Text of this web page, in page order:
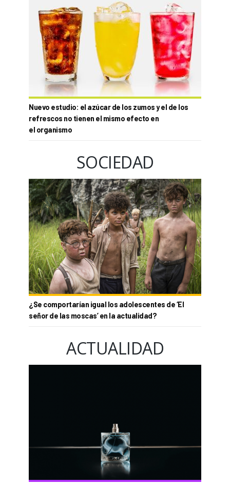
Nuevo estudio: el azúcar de los zumos y el de los
refrescos no tienen el mismo efecto en
el organismo
SOCIEDAD
¿Se comportarían igual los adolescentes de ‘El
señor de las moscas’ en la actualidad?
ACTUALIDAD